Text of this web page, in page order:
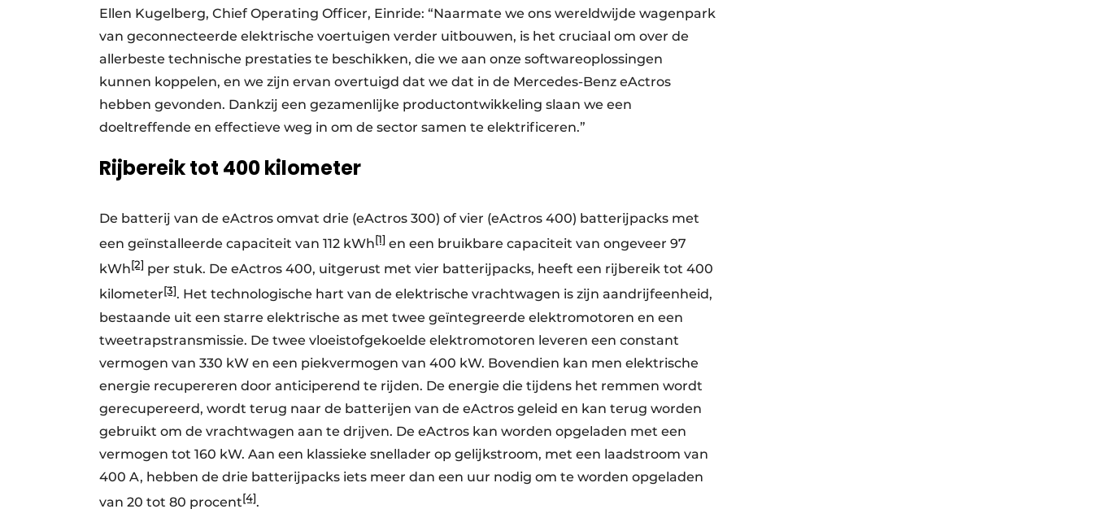
Ellen Kugelberg, Chief Operating Officer, Einride: “Naarmate we ons wereldwijde wagenpark
van geconnecteerde elektrische voertuigen verder uitbouwen, is het cruciaal om over de
allerbeste technische prestaties te beschikken, die we aan onze softwareoplossingen
kunnen koppelen, en we zijn ervan overtuigd dat we dat in de Mercedes-Benz eActros
hebben gevonden. Dankzij een gezamenlijke productontwikkeling slaan we een
doeltreffende en effectieve weg in om de sector samen te elektrificeren.”
Rijbereik tot 400 kilometer
De batterij van de eActros omvat drie (eActros 300) of vier (eActros 400) batterijpacks met
een geïnstalleerde capaciteit van 112 kWh[1] en een bruikbare capaciteit van ongeveer 97
kWh[2] per stuk. De eActros 400, uitgerust met vier batterijpacks, heeft een rijbereik tot 400
kilometer[3]. Het technologische hart van de elektrische vrachtwagen is zijn aandrijfeenheid,
bestaande uit een starre elektrische as met twee geïntegreerde elektromotoren en een
tweetrapstransmissie. De twee vloeistofgekoelde elektromotoren leveren een constant
vermogen van 330 kW en een piekvermogen van 400 kW. Bovendien kan men elektrische
energie recupereren door anticiperend te rijden. De energie die tijdens het remmen wordt
gerecupereerd, wordt terug naar de batterijen van de eActros geleid en kan terug worden
gebruikt om de vrachtwagen aan te drijven. De eActros kan worden opgeladen met een
vermogen tot 160 kW. Aan een klassieke snellader op gelijkstroom, met een laadstroom van
400 A, hebben de drie batterijpacks iets meer dan een uur nodig om te worden opgeladen
van 20 tot 80 procent[4].